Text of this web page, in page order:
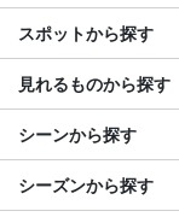
スポットから探す
見れるものから探す
シーンから探す
シーズンから探す